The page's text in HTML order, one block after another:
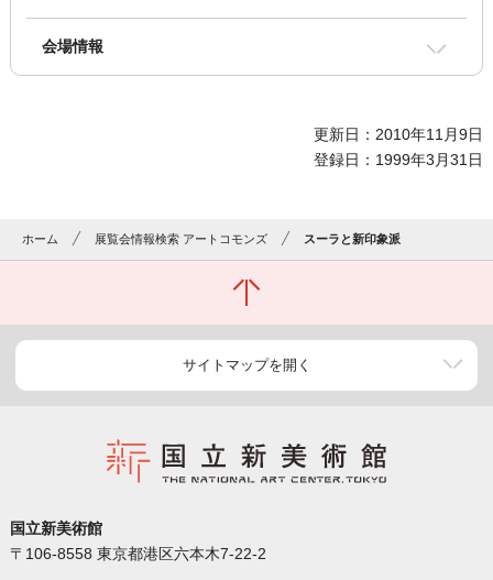
会場情報
更新日：2010年11月9日
登録日：1999年3月31日
ホーム 展覧会情報検索 アートコモンズ スーラと新印象派
サイトマップを開く
国立新美術館
〒106-8558 東京都港区六本木7-22-2